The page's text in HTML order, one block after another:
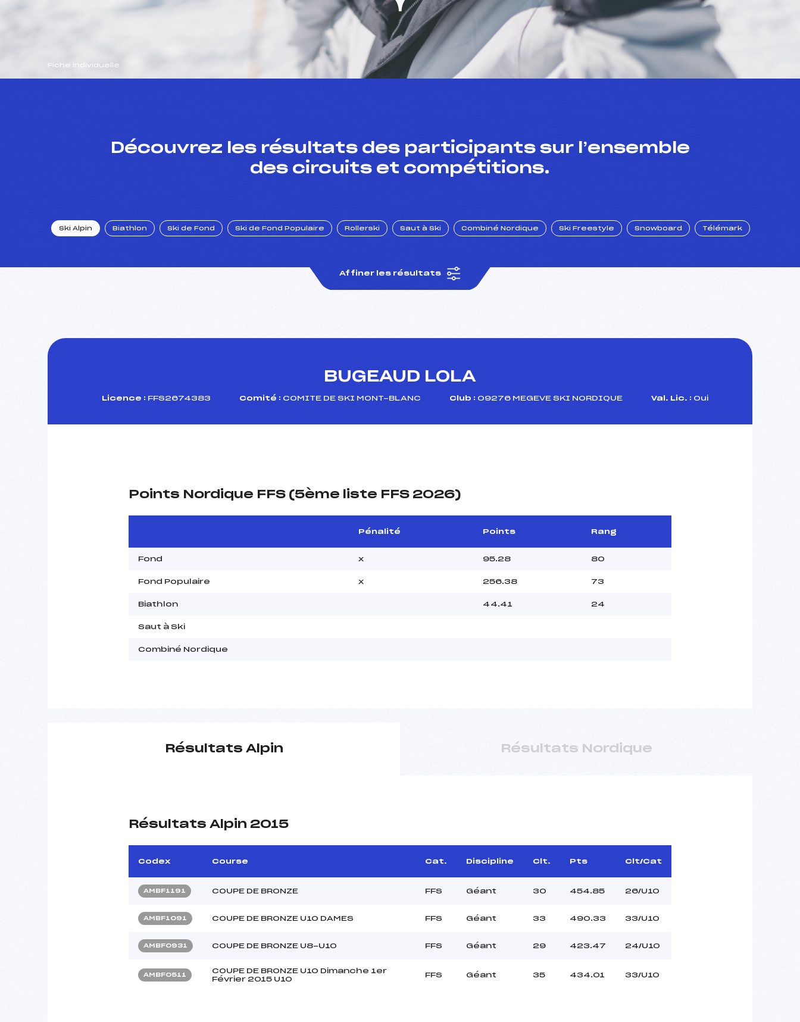
Fiche individuelle
Découvrez les résultats des participants sur l’ensemble
des circuits et compétitions.
Ski Alpin Biathlon Ski de Fond Ski de Fond Populaire Rollerski Saut à Ski Combiné Nordique Ski Freestyle Snowboard Télémark
Affiner les résultats
BUGEAUD LOLA
Licence : FFS2674383 Comité : COMITE DE SKI MONT-BLANC Club : 09276 MEGEVE SKI NORDIQUE Val. Lic. : Oui
Points Nordique FFS (5ème liste FFS 2026)
Pénalité Points Rang
Fond x 95.28 80
Fond Populaire x 256.38 73
Biathlon 44.41 24
Saut à Ski
Combiné Nordique
Résultats Alpin Résultats Nordique
Résultats Alpin 2015
Codex Course Cat. Discipline Clt. Pts Clt/Cat
AMBF1191 COUPE DE BRONZE FFS Géant 30 454.85 26/U10
AMBF1091 COUPE DE BRONZE U10 DAMES FFS Géant 33 490.33 33/U10
AMBF0931 COUPE DE BRONZE U8-U10 FFS Géant 29 423.47 24/U10
AMBF0511
COUPE DE BRONZE U10 Dimanche 1er
Février 2015 U10
FFS Géant 35 434.01 33/U10